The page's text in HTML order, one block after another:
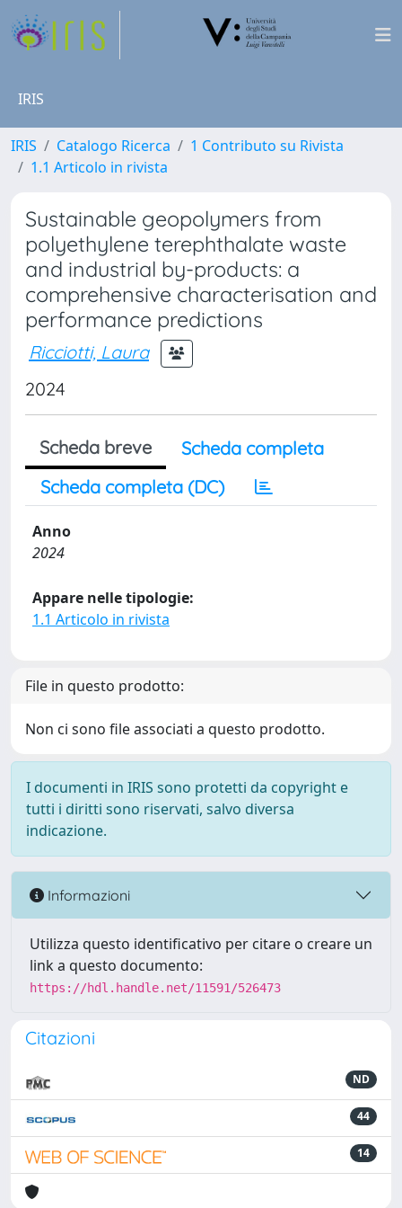
IRIS
IRIS Catalogo Ricerca
1 Contributo su Rivista
1.1 Articolo in rivista
Sustainable geopolymers from
polyethylene terephthalate waste
and industrial by-products: a
comprehensive characterisation and
performance predictions
Ricciotti, Laura
2024
Scheda breve
Scheda completa
Scheda completa (DC)
Anno
2024
Appare nelle tipologie:
1.1 Articolo in rivista
File in questo prodotto:
Non ci sono file associati a questo prodotto.
I documenti in IRIS sono protetti da copyright e
tutti i diritti sono riservati, salvo diversa
indicazione.
Informazioni
Utilizza questo identificativo per citare o creare un
link a questo documento:
https://hdl.handle.net/11591/526473
Citazioni
ND
44
14